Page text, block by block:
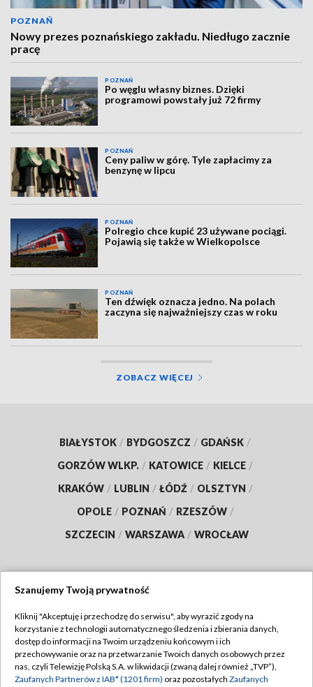
POZNAŃ
Nowy prezes poznańskiego zakładu. Niedługo zacznie
pracę
POZNAŃ
Po węglu własny biznes. Dzięki
programowi powstały już 72 firmy
POZNAŃ
Ceny paliw w górę. Tyle zapłacimy za
benzynę w lipcu
POZNAŃ
Polregio chce kupić 23 używane pociągi.
Pojawią się także w Wielkopolsce
POZNAŃ
Ten dźwięk oznacza jedno. Na polach
zaczyna się najważniejszy czas w roku
ZOBACZ WIĘCEJ
BIAŁYSTOK / BYDGOSZCZ / GDAŃSK /
GORZÓW WLKP. / KATOWICE / KIELCE /
KRAKÓW / LUBLIN / ŁÓDŹ / OLSZTYN /
OPOLE / POZNAŃ / RZESZÓW /
SZCZECIN / WARSZAWA / WROCŁAW
TVP
Abonament TVP
Emisja w TVP
Regulamin TVP
Polityka prywatności
Szanujemy Twoją prywatność
Kliknij "Akceptuję i przechodzę do serwisu", aby wyrazić zgody na
korzystanie z technologii automatycznego śledzenia i zbierania danych,
dostęp do informacji na Twoim urządzeniu końcowym i ich
przechowywanie oraz na przetwarzanie Twoich danych osobowych przez
nas, czyli Telewizję Polską S.A. w likwidacji (zwaną dalej również „TVP”),
Zaufanych Partnerów z IAB* (1201 firm) oraz pozostałych Zaufanych